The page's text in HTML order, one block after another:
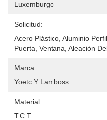
Luxemburgo
Solicitud:
Acero Plástico, Aluminio
Puerta, Ventana, Aleación
Marca:
Yoetc Y Lamboss
Material:
T.C.T.